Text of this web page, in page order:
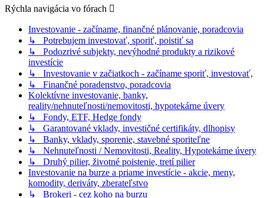
Rýchla navigácia vo fórach
Investovanie - začíname, finančné plánovanie, poradcovia
↳ Potrebujem investovať, sporiť, poistiť sa
↳ Podozrivé subjekty, nevýhodné produkty a rizikové
investície
↳ Investovanie v začiatkoch - začíname sporiť, investovať,
↳ Finančné poradenstvo, poradcovia
Kolektívne investovanie, banky,
reality/nehnuteľnosti/nemovitosti, hypotekárne úvery
↳ Fondy, ETF, Hedge fondy
↳ Garantované vklady, investičné certifikáty, dlhopisy
↳ Banky, vklady, sporenie, stavebné sporiteľne
↳ Nehnuteľnosti / Nemovitosti, Reality, Hypotekárne úvery
↳ Druhý pilier, životné poistenie, tretí pilier
Investovanie na burze a priame investície - akcie, meny,
komodity, deriváty, zberateľstvo
↳ Brokeri - cez koho na burzu